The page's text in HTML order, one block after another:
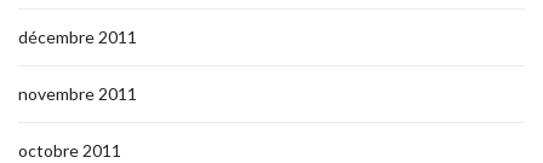
décembre 2011
novembre 2011
octobre 2011